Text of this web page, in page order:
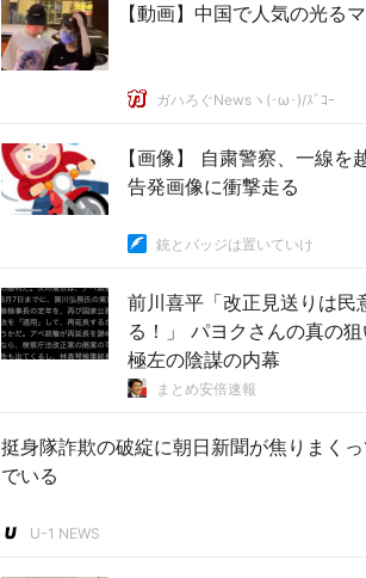
【動画】中国で人気の光る
ガハろぐNewsヽ(･ω･)/ｽﾞｺｰ
【画像】 自粛警察、一線
告発画像に衝撃走る
銃とバッジは置いていけ
前川喜平「改正見送りは民
る！」 パヨクさんの真の
極左の陰謀の内幕
まとめ安倍速報
挺身隊詐欺の破綻に朝日新聞が焦りまく
でいる
U-1 NEWS